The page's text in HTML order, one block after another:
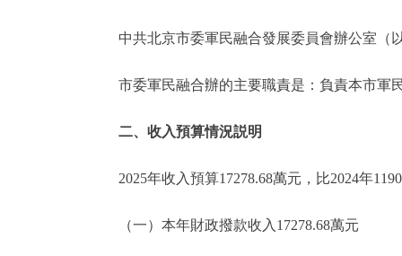
中共北京市委軍民融合發展委員會辦公室（以
市委軍民融合辦的主要職責是：負責本市軍
二、收入預算情況説明
2025年收入預算17278.68萬元，比2024年
（一）本年財政撥款收入17278.68萬元